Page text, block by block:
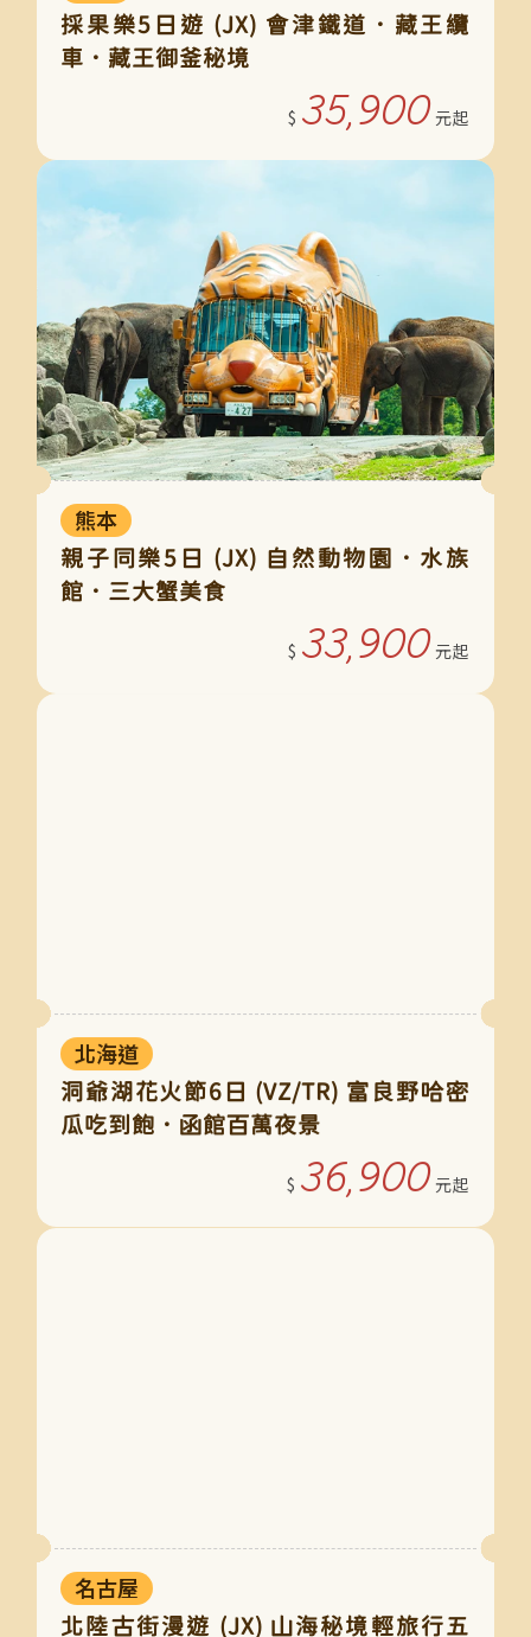
採果樂5日遊 (JX) 會津鐵道．藏王纜
車．藏王御釜秘境
35,900
親子同樂5日 (JX) 自然動物園．水族
館．三大蟹美食
熊本
33,900
洞爺湖花火節6日 (VZ/TR) 富良野哈密
瓜吃到飽．函館百萬夜景
北海道
36,900
北陸古街漫遊 (JX) 山海秘境輕旅行五
名古屋